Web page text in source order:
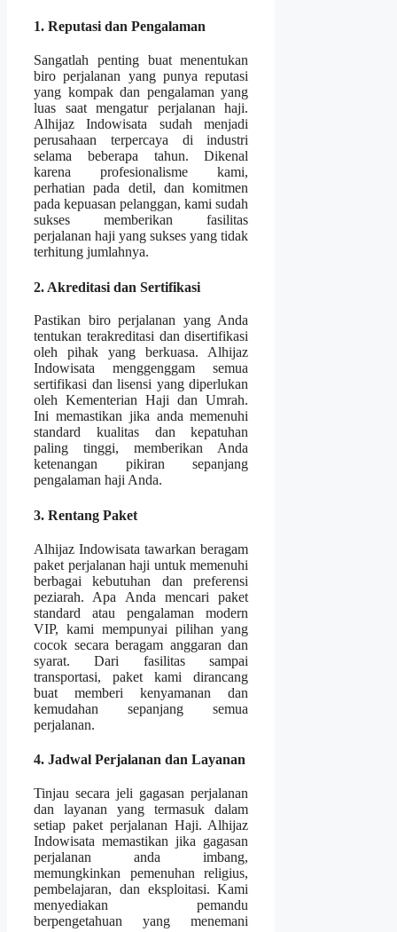
1. Reputasi dan Pengalaman
Sangatlah penting buat menentukan
biro perjalanan yang punya reputasi
yang kompak dan pengalaman yang
luas saat mengatur perjalanan haji.
Alhijaz Indowisata sudah menjadi
perusahaan terpercaya di industri
selama beberapa tahun. Dikenal
karena profesionalisme kami,
perhatian pada detil, dan komitmen
pada kepuasan pelanggan, kami sudah
sukses memberikan fasilitas
perjalanan haji yang sukses yang tidak
terhitung jumlahnya.
2. Akreditasi dan Sertifikasi
Pastikan biro perjalanan yang Anda
tentukan terakreditasi dan disertifikasi
oleh pihak yang berkuasa. Alhijaz
Indowisata menggenggam semua
sertifikasi dan lisensi yang diperlukan
oleh Kementerian Haji dan Umrah.
Ini memastikan jika anda memenuhi
standard kualitas dan kepatuhan
paling tinggi, memberikan Anda
ketenangan pikiran sepanjang
pengalaman haji Anda.
3. Rentang Paket
Alhijaz Indowisata tawarkan beragam
paket perjalanan haji untuk memenuhi
berbagai kebutuhan dan preferensi
peziarah. Apa Anda mencari paket
standard atau pengalaman modern
VIP, kami mempunyai pilihan yang
cocok secara beragam anggaran dan
syarat. Dari fasilitas sampai
transportasi, paket kami dirancang
buat memberi kenyamanan dan
kemudahan sepanjang semua
perjalanan.
4. Jadwal Perjalanan dan Layanan
Tinjau secara jeli gagasan perjalanan
dan layanan yang termasuk dalam
setiap paket perjalanan Haji. Alhijaz
Indowisata memastikan jika gagasan
perjalanan anda imbang,
memungkinkan pemenuhan religius,
pembelajaran, dan eksploitasi. Kami
menyediakan pemandu
berpengetahuan yang menemani